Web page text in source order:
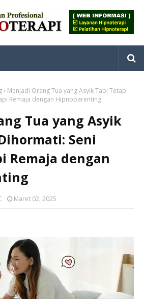
Menjadi Orang Tua yang Asyik Tapi Tetap
Remaja dengan Hipnoparenting
Tua yang Asyik
Seni
Remaja dengan
Maret 02, 2025